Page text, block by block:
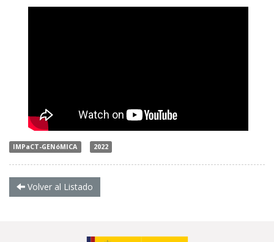
IMPaCT-GENóMICA 2022
Volver al Listado